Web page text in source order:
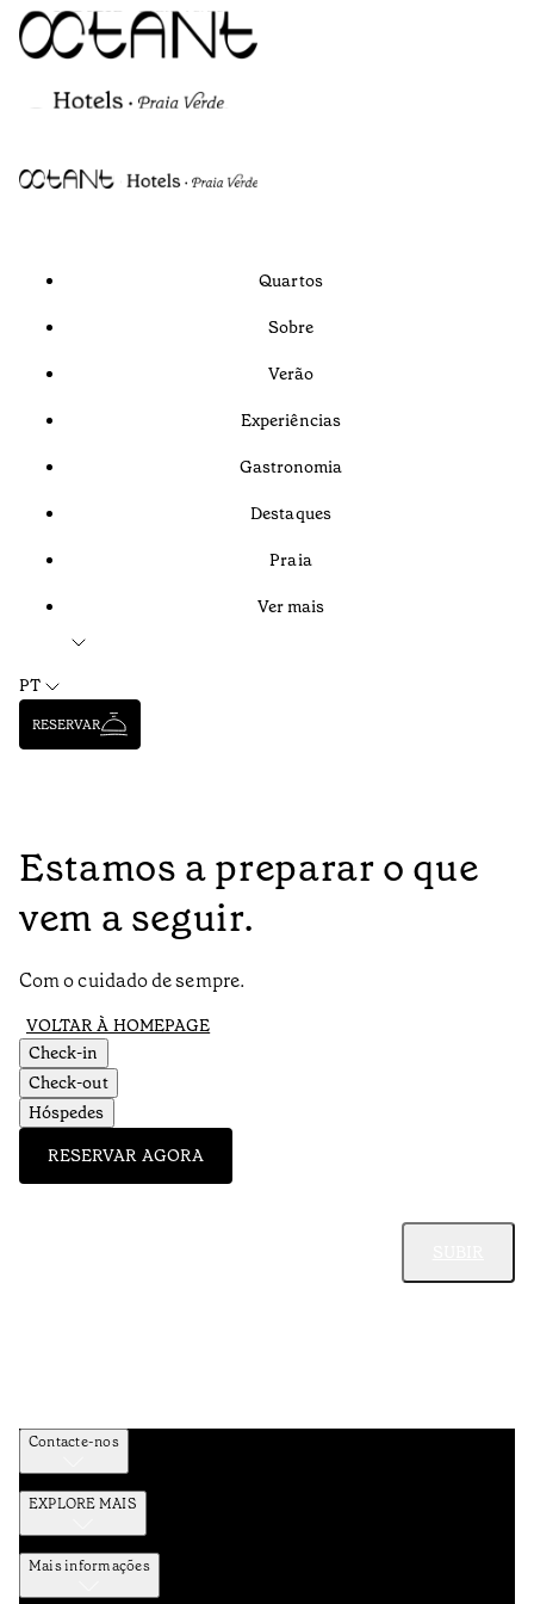
Quartos
Sobre
Verão
Experiências
Gastronomia
Destaques
Praia
Ver mais
PT
RESERVAR
Estamos a preparar o que
vem a seguir.
Com o cuidado de sempre.
VOLTAR À HOMEPAGE
Check-in
Check-out
Hóspedes
RESERVAR AGORA
Contacte-nos
EXPLORE MAIS
Mais informações